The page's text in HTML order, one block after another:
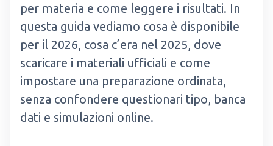
per materia e come leggere i risultati. In
questa guida vediamo cosa è disponibile
per il 2026, cosa c’era nel 2025, dove
scaricare i materiali ufficiali e come
impostare una preparazione ordinata,
senza confondere questionari tipo, banca
dati e simulazioni online.